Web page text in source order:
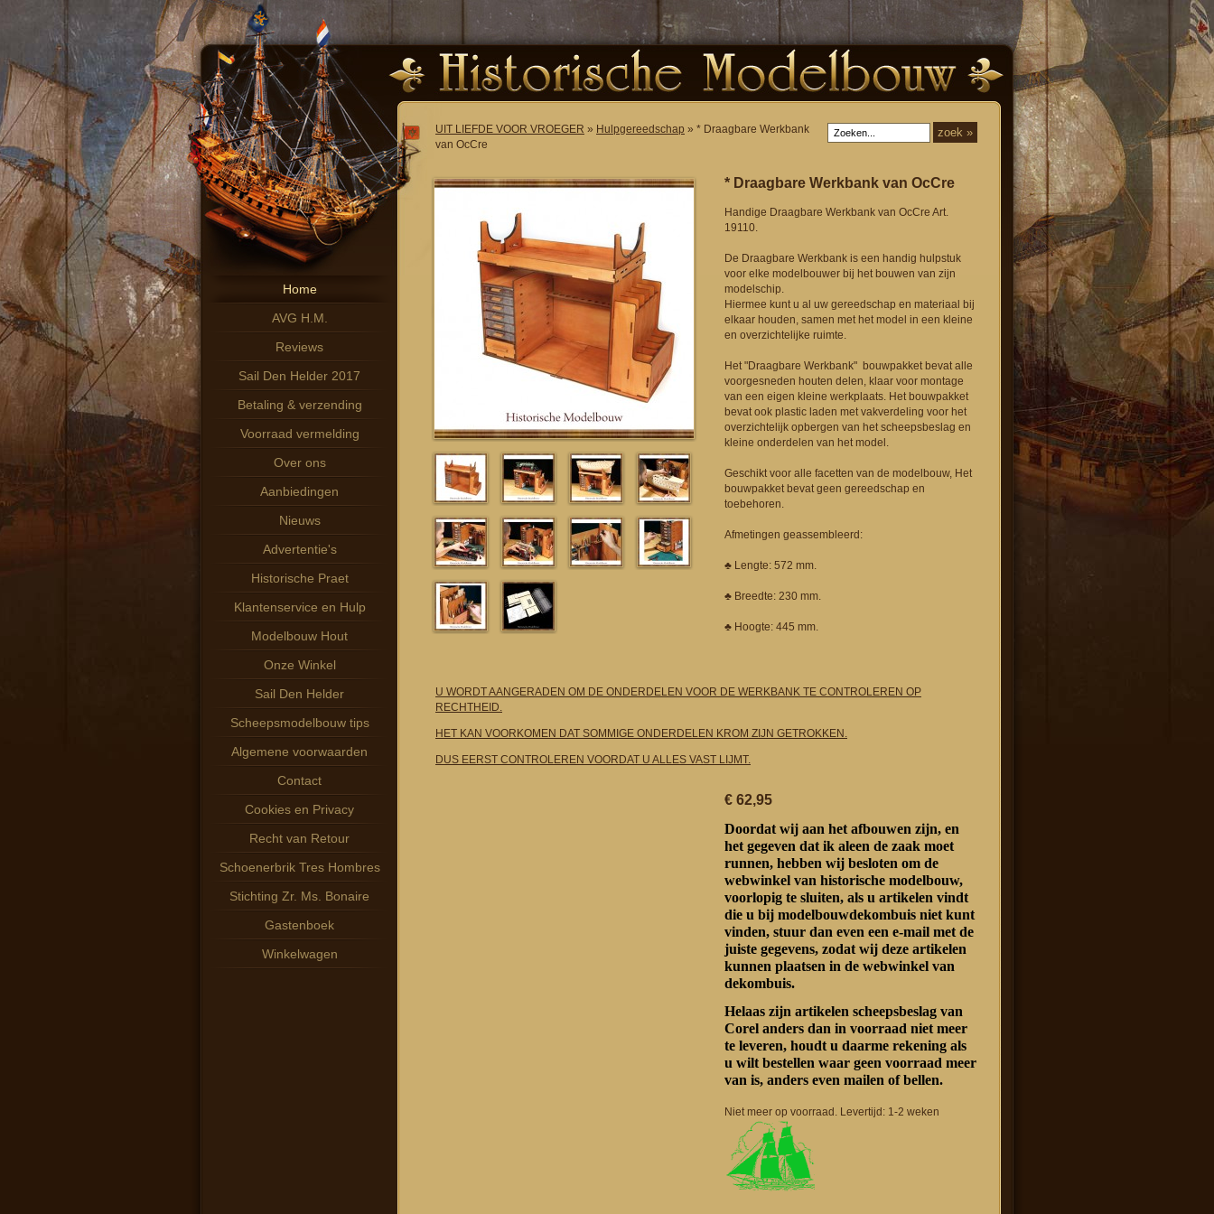
Home
AVG H.M.
Reviews
Sail Den Helder 2017
Betaling & verzending
Voorraad vermelding
Over ons
Aanbiedingen
Nieuws
Advertentie's
Historische Praet
Klantenservice en Hulp
Modelbouw Hout
Onze Winkel
Sail Den Helder
Scheepsmodelbouw tips
Algemene voorwaarden
Contact
Cookies en Privacy
Recht van Retour
Schoenerbrik Tres Hombres
Stichting Zr. Ms. Bonaire
Gastenboek
Winkelwagen
UIT LIEFDE VOOR VROEGER » Hulpgereedschap » * Draagbare Werkbank
van OcCre
* Draagbare Werkbank van OcCre
Handige Draagbare Werkbank van OcCre Art.
19110.
De Draagbare Werkbank is een handig hulpstuk
voor elke modelbouwer bij het bouwen van zijn
modelschip.
Hiermee kunt u al uw gereedschap en materiaal bij
elkaar houden, samen met het model in een kleine
en overzichtelijke ruimte.
Het "Draagbare Werkbank" bouwpakket bevat alle
voorgesneden houten delen, klaar voor montage
van een eigen kleine werkplaats. Het bouwpakket
bevat ook plastic laden met vakverdeling voor het
overzichtelijk opbergen van het scheepsbeslag en
kleine onderdelen van het model.
Geschikt voor alle facetten van de modelbouw, Het
bouwpakket bevat geen gereedschap en
toebehoren.
Afmetingen geassembleerd:
♣ Lengte: 572 mm.
♣ Breedte: 230 mm.
♣ Hoogte: 445 mm.
U WORDT AANGERADEN OM DE ONDERDELEN VOOR DE WERKBANK TE CONTROLEREN OP
RECHTHEID.
HET KAN VOORKOMEN DAT SOMMIGE ONDERDELEN KROM ZIJN GETROKKEN.
DUS EERST CONTROLEREN VOORDAT U ALLES VAST LIJMT.
€ 62,95
Doordat wij aan het afbouwen zijn, en
het gegeven dat ik aleen de zaak moet
runnen, hebben wij besloten om de
webwinkel van historische modelbouw,
voorlopig te sluiten, als u artikelen vindt
die u bij modelbouwdekombuis niet kunt
vinden, stuur dan even een e-mail met de
juiste gegevens, zodat wij deze artikelen
kunnen plaatsen in de webwinkel van
dekombuis.
Helaas zijn artikelen scheepsbeslag van
Corel anders dan in voorraad niet meer
te leveren, houdt u daarme rekening als
u wilt bestellen waar geen voorraad meer
van is, anders even mailen of bellen.
Niet meer op voorraad. Levertijd: 1-2 weken